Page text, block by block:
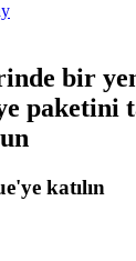
bir
paketini
katılın